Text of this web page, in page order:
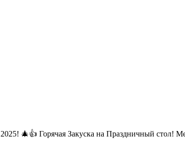
🎄👍 Горячая Закуска на Праздничный стол!